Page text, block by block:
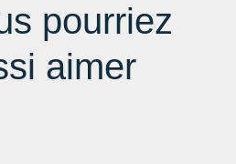
pourriez
aimer